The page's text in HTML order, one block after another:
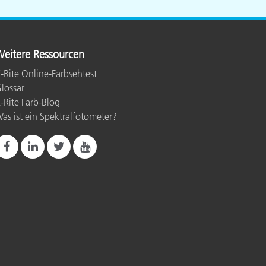
Ressourcen
Rite Online-Farbsehtest
Rite Farb-Blog
ist ein Spektralfotometer?